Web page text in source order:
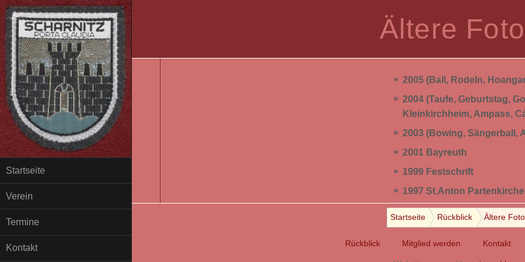
Startseite
Verein
Termine
Kontakt
Ältere
2005 (Ball, Rodeln,
2004 (Taufe, Geburtstag,
Kleinkirchheim, Ampass,
2003 (Bowing, Sängerball,
2001 Bayreuth
1999 Festschrift
1997 St.Anton
Startseite Rückblick Ältere
Rückblick Mitglied werden Kontakt